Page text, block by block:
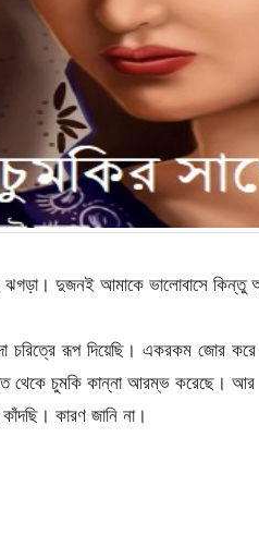
ঝগড়া। দুজনই আমাকে ভালোবাসে কিন্তু
চরিত্রে রূপ দিয়েছি। একরকম জোর
থেকে চুমকি কান্না আরম্ভ করেছে। আর
কারণ জানি না।